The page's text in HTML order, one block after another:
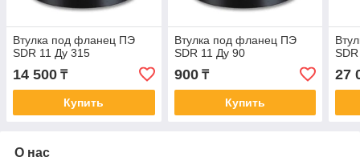
Втулка под фланец ПЭ
SDR 11 Ду 315
14 500 ₸
Купить
Втулка под фланец ПЭ
SDR 11 Ду 90
900₸
Купить
27
О нас